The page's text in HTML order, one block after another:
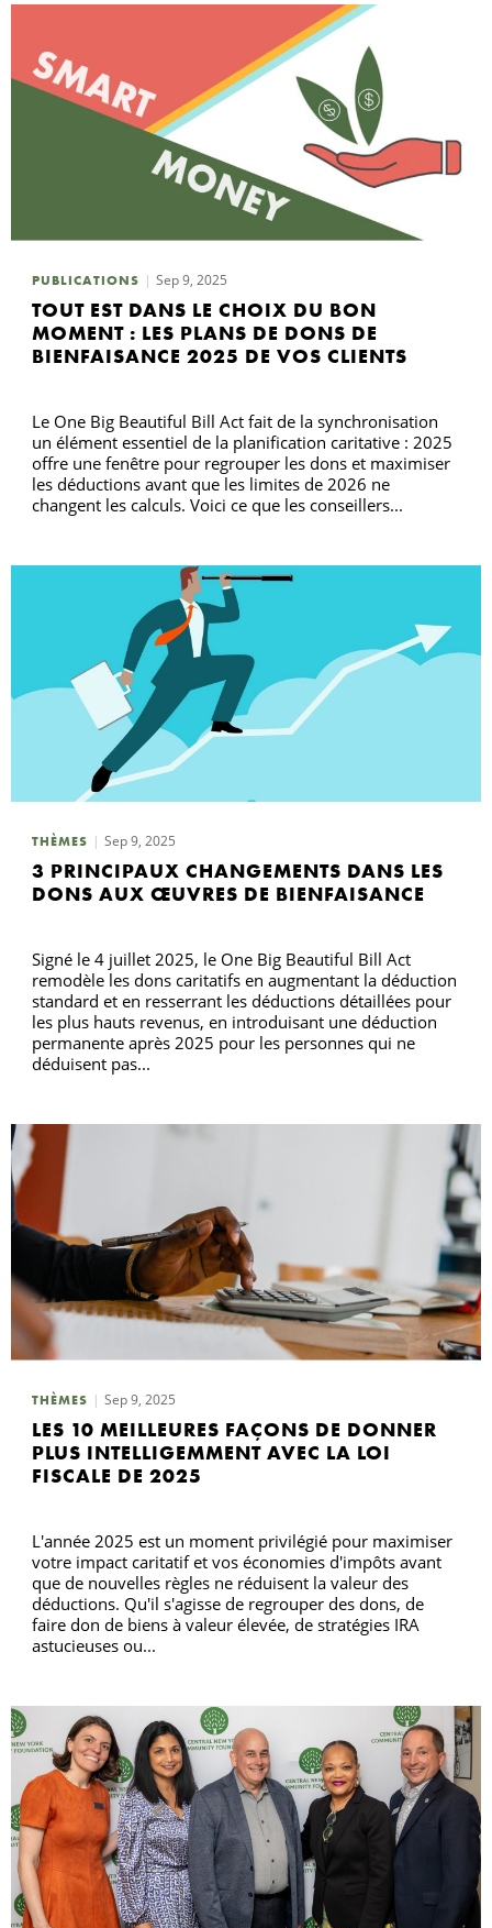
PUBLICATIONS Sep 9, 2025
TOUT EST DANS LE CHOIX DU BON
MOMENT : LES PLANS DE DONS DE
BIENFAISANCE 2025 DE VOS CLIENTS
Le One Big Beautiful Bill Act fait de la synchronisation
un élément essentiel de la planification caritative : 2025
offre une fenêtre pour regrouper les dons et maximiser
les déductions avant que les limites de 2026 ne
changent les calculs. Voici ce que les conseillers...
THÈMES Sep 9, 2025
3 PRINCIPAUX CHANGEMENTS DANS LES
DONS AUX ŒUVRES DE BIENFAISANCE
Signé le 4 juillet 2025, le One Big Beautiful Bill Act
remodèle les dons caritatifs en augmentant la déduction
standard et en resserrant les déductions détaillées pour
les plus hauts revenus, en introduisant une déduction
permanente après 2025 pour les personnes qui ne
déduisent pas...
THÈMES Sep 9, 2025
LES 10 MEILLEURES FAÇONS DE DONNER
PLUS INTELLIGEMMENT AVEC LA LOI
FISCALE DE 2025
L'année 2025 est un moment privilégié pour maximiser
votre impact caritatif et vos économies d'impôts avant
que de nouvelles règles ne réduisent la valeur des
déductions. Qu'il s'agisse de regrouper des dons, de
faire don de biens à valeur élevée, de stratégies IRA
astucieuses ou...